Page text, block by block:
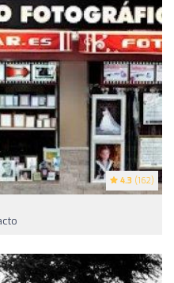
4.3 (162)